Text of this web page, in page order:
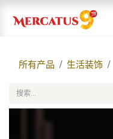
所有产品 生活装饰